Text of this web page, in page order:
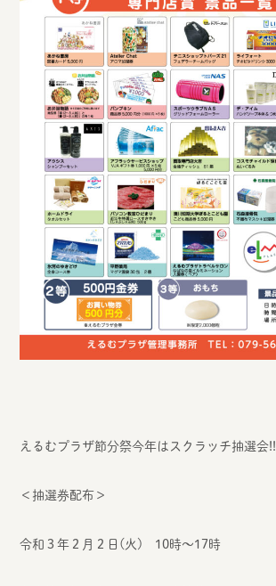
えるむプラザ節分祭今年はスクラッチ抽選会!!
＜抽選券配布＞
令和３年２月２日(火) 10時～17時